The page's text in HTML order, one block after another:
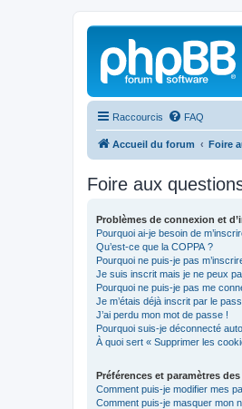
Raccourcis FAQ
Accueil du forum Foire
Foire aux
Problèmes de connexion et
Pourquoi ai-je besoin de
Qu’est-ce que la COPPA ?
Pourquoi ne puis-je pas
Je suis inscrit mais je ne peux
Pourquoi ne puis-je pas me
Je m’étais déjà inscrit par le
J’ai perdu mon mot de passe !
Pourquoi suis-je déconnecté
À quoi sert « Supprimer les
Préférences et paramètres
Comment puis-je modifier mes
Comment puis-je masquer mon